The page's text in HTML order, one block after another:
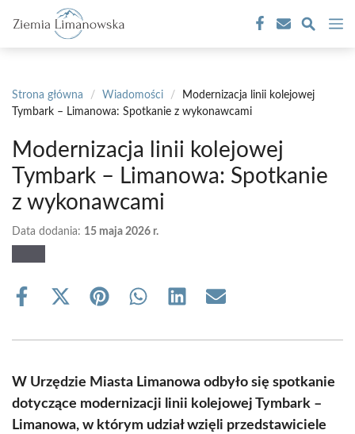
treści
Strona główna / Wiadomości /
Modernizacja linii kolejowej
Tymbark – Limanowa: Spotkanie z wykonawcami
Modernizacja linii kolejowej
Tymbark – Limanowa: Spotkanie
z wykonawcami
Data dodania: 15 maja 2026 r.
Share
Share
(Twitter)
Share Share Share Share
W Urzędzie Miasta Limanowa odbyło się spotkanie
dotyczące modernizacji linii kolejowej Tymbark –
Limanowa, w którym udział wzięli przedstawiciele